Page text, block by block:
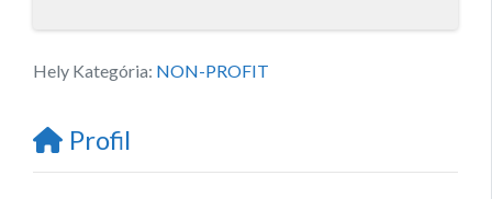
Hely Kategória: NON-PROFIT
Profil